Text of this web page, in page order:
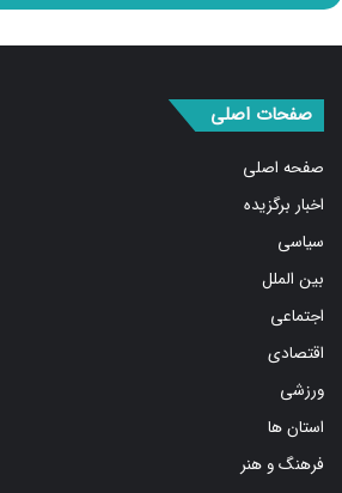
صفحات اصلی
صفحه اصلی
اخبار برگزیده
سیاسی
بین الملل
اجتماعی
اقتصادی
ورزشی
استان ها
فرهنگ و هنر